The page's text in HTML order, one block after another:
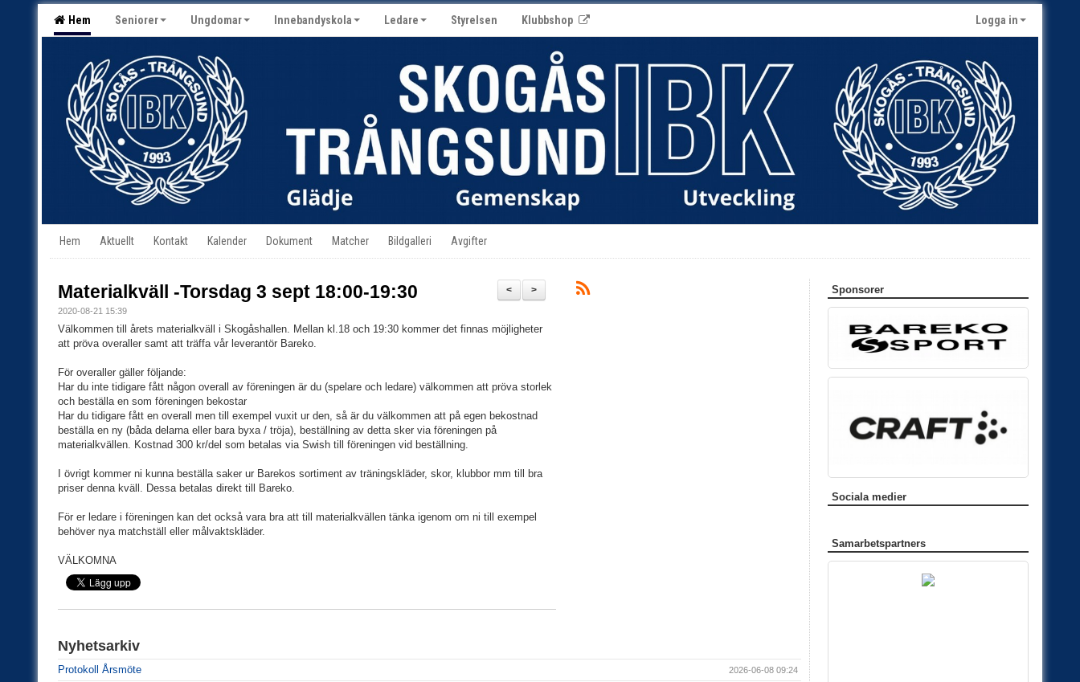
Hem Seniorer Ungdomar Innebandyskola Ledare Styrelsen Klubbshop Logga in
Hem Aktuellt Kontakt Kalender Dokument Matcher Bildgalleri Avgifter
>
<
Materialkväll -Torsdag 3 sept 18:00-19:30
2020-08-21 15:39
Välkommen till årets materialkväll i Skogåshallen. Mellan kl.18 och 19:30 kommer det finnas möjligheter
att pröva overaller samt att träffa vår leverantör Bareko.
För overaller gäller följande:
Har du inte tidigare fått någon overall av föreningen är du (spelare och ledare) välkommen att pröva storlek
och beställa en som föreningen bekostar
Har du tidigare fått en overall men till exempel vuxit ur den, så är du välkommen att på egen bekostnad
beställa en ny (båda delarna eller bara byxa / tröja), beställning av detta sker via föreningen på
materialkvällen. Kostnad 300 kr/del som betalas via Swish till föreningen vid beställning.
I övrigt kommer ni kunna beställa saker ur Barekos sortiment av träningskläder, skor, klubbor mm till bra
priser denna kväll. Dessa betalas direkt till Bareko.
För er ledare i föreningen kan det också vara bra att till materialkvällen tänka igenom om ni till exempel
behöver nya matchställ eller målvaktskläder.
VÄLKOMNA
Nyhetsarkiv
Protokoll Årsmöte 2026-06-08 09:24
Sponsorer
Sociala medier
Samarbetspartners